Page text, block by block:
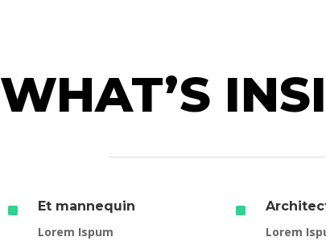
WHAT’S
^
Et mannequin
Lorem Ispum
^
Lorem